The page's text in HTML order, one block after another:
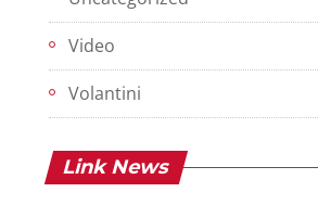
Video
Volantini
Link News